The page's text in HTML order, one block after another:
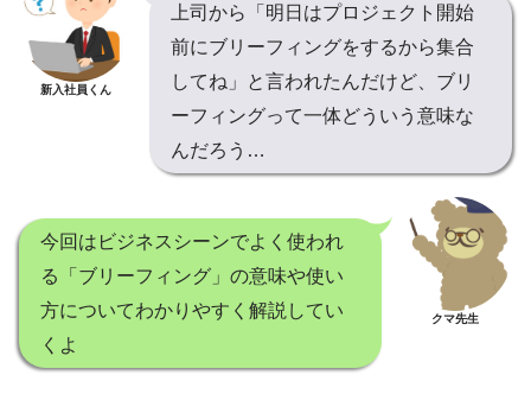
新入社員くん
上司から「明日はプロジェクト開始
前にブリーフィングをするから集合
してね」と言われたんだけど、ブリ
ーフィングって一体どういう意味な
んだろう…
今回はビジネスシーンでよく使われ
る「ブリーフィング」の意味や使い
方についてわかりやすく解説してい
くよ
クマ先生